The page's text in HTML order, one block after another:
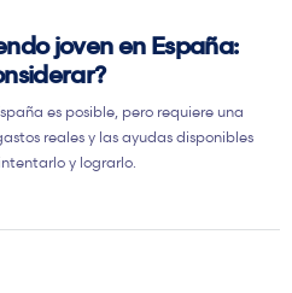
joven en España:
es posible, pero requiere una
reales y las ayudas disponibles
y lograrlo.